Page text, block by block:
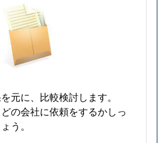
元に、比較検討します。
の会社に依頼をするかしっ
う。